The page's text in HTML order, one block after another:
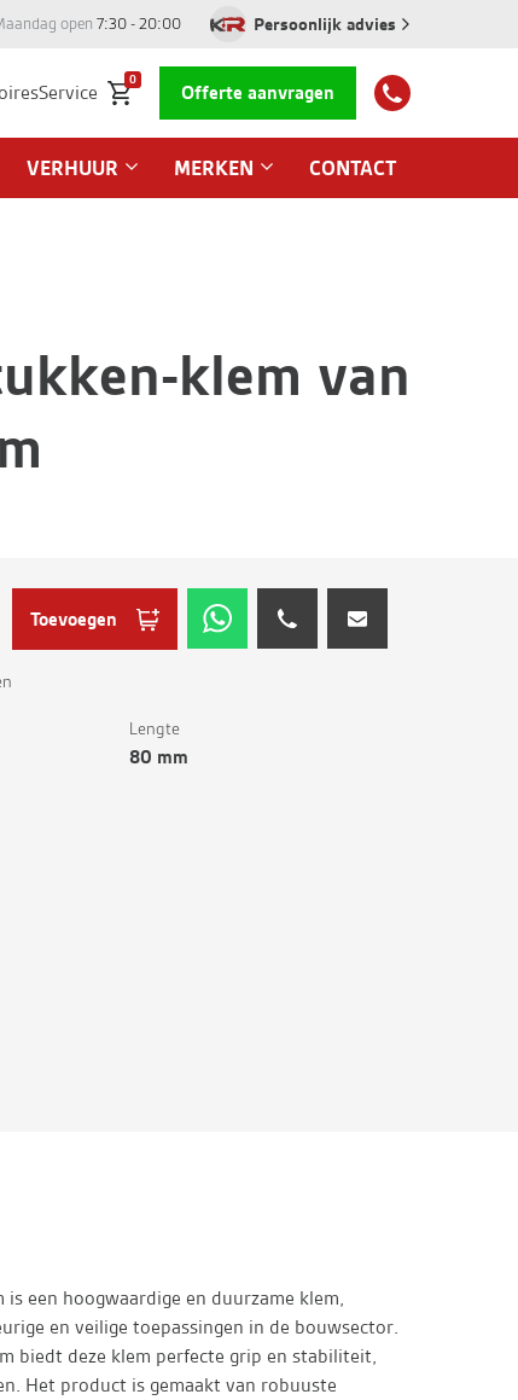
open 7:30 - 20:00 Persoonlijk advies
Service
0
Offerte aanvragen
VERHUUR MERKEN CONTACT
klem van
Toevoegen
Lengte
80 mm
is een hoogwaardige en duurzame klem,
en veilige toepassingen in de bouwsector.
biedt deze klem perfecte grip en stabiliteit,
Het product is gemaakt van robuuste